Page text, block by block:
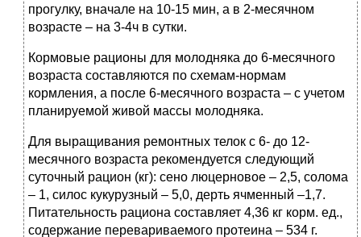
прогулку, вначале на 10-15 мин, а в 2-месячном
возрасте – на 3-4ч в сутки.
Кормовые рационы для молодняка до 6-месячного
возраста составляются по схемам-нормам
кормления, а после 6-месячного возраста – с учетом
планируемой живой массы молодняка.
Для выращивания ремонтных телок с 6- до 12-
месячного возраста рекомендуется следующий
суточный рацион (кг): сено люцерновое – 2,5, солома
– 1, силос кукурузный – 5,0, дерть ячменный –1,7.
Питательность рациона составляет 4,36 кг корм. ед.,
содержание перевариваемого протеина – 534 г.